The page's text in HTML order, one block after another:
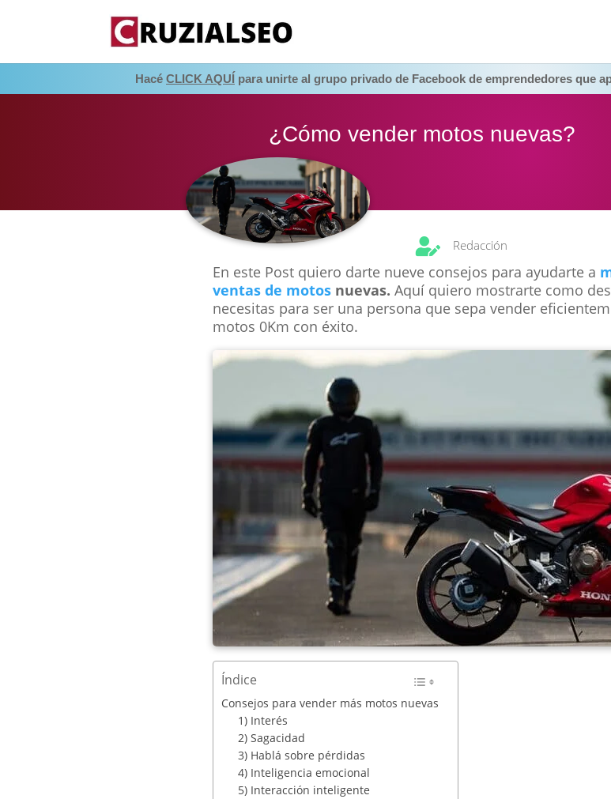
Hacé CLICK AQUÍ para unirte al grupo privado de Facebook de emprendedores que
¿Cómo vender motos nuevas?
 Redacción
En este Post quiero darte nueve consejos para ayudarte a
ventas de motos nuevas. Aquí quiero mostrarte como
necesitas para ser una persona que sepa vender
motos 0Km con éxito.
Índice
Consejos para vender más motos nuevas
1) Interés
2) Sagacidad
3) Hablá sobre pérdidas
4) Inteligencia emocional
5) Interacción inteligente